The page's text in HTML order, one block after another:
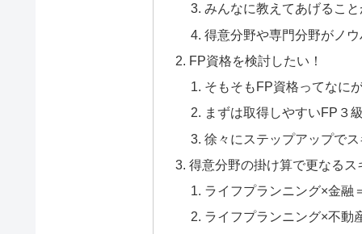
みんなに教えてあげるこ
得意分野や専門分野がノ
FP資格を検討したい！
そもそもFP資格ってなに
まずは取得しやすいFP３
徐々にステップアップで
得意分野の掛け算で更なるス
ライフプランニング×金融
ライフプランニング×不動